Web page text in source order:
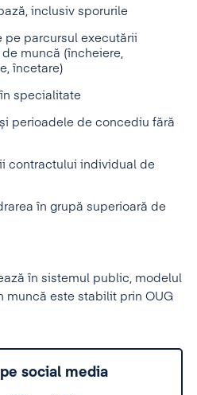
inclusiv sporurile
pe parcursul executării
muncă (încheiere,
încetare)
specialitate
perioadele de concediu fără
contractului individual de
în grupă superioară de
în sistemul public, modelul
muncă este stabilit prin OUG
social media